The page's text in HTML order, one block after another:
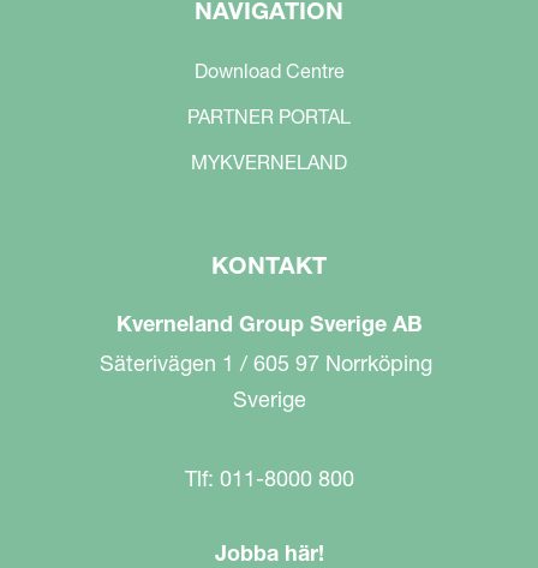
NAVIGATION
Download Centre
PARTNER PORTAL
MYKVERNELAND
KONTAKT
Kverneland Group Sverige AB
Säterivägen 1 / 605 97 Norrköping
Sverige
Tlf: 011-8000 800
Jobba här!